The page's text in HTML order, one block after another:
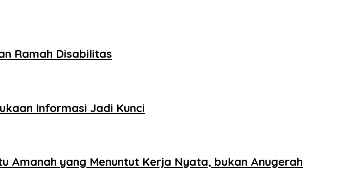
Ramah Disabilitas
Informasi Jadi Kunci
Amanah yang Menuntut Kerja Nyata, bukan Anugerah